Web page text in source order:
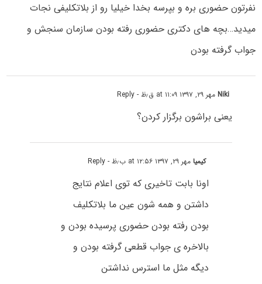
نفرتون حضوری بره و بپرسه بخدا خیلیا رو از بلاتکلیفی نجات
میدید…بچه های دکتری حضوری رفته بودن سازمان سنجش و
جواب گرفته بودن
Nikiمهر ۲۹, ۱۳۹۷ at ۱۱:۰۹ ق٫ظ - Reply
یعنی براشون برگزار کردن؟
کیمیامهر ۲۹, ۱۳۹۷ at ۱۲:۵۶ ب٫ظ - Reply
اونا بابت تاخیری که توی اعلام نتایج
داشتن و همه شون عین ما بلاتکلیف
بودن رفته بودن حضوری پرسیده بودن و
بالاخره ی جواب قطعی گرفته بودن و
دیگه مثل ما استرس نداشتن